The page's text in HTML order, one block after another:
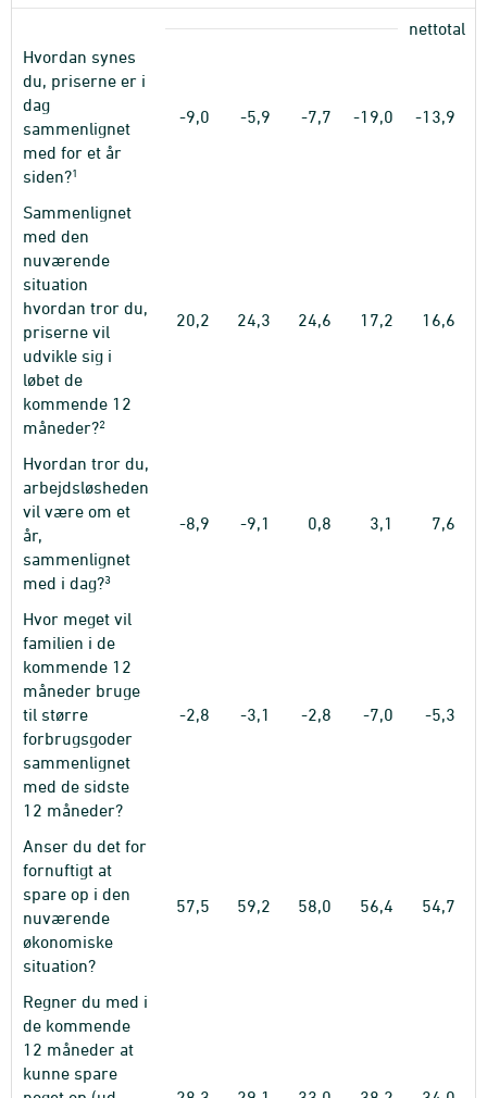
nettotal
Hvordan synes
du, priserne er i
dag
sammenlignet
med for et år
siden?1
-9,0 -5,9 -7,7 -19,0 -13,9
Sammenlignet
med den
nuværende
situation
hvordan tror du,
priserne vil
udvikle sig i
løbet de
kommende 12
måneder?2
20,2 24,3 24,6 17,2 16,6
Hvordan tror du,
arbejdsløsheden
vil være om et
år,
sammenlignet
med i dag?3
-8,9 -9,1 0,8 3,1 7,6
Hvor meget vil
familien i de
kommende 12
måneder bruge
til større
forbrugsgoder
sammenlignet
med de sidste
12 måneder?
-2,8 -3,1 -2,8 -7,0 -5,3
Anser du det for
fornuftigt at
spare op i den
nuværende
økonomiske
situation?
57,5 59,2 58,0 56,4 54,7
Regner du med i
de kommende
12 måneder at
kunne spare